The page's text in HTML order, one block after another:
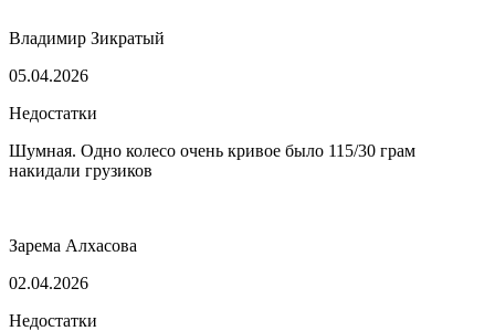
Владимир Зикратый
05.04.2026
Недостатки
Шумная. Одно колесо очень кривое было 115/30 грам
накидали грузиков
Зарема Алхасова
02.04.2026
Недостатки